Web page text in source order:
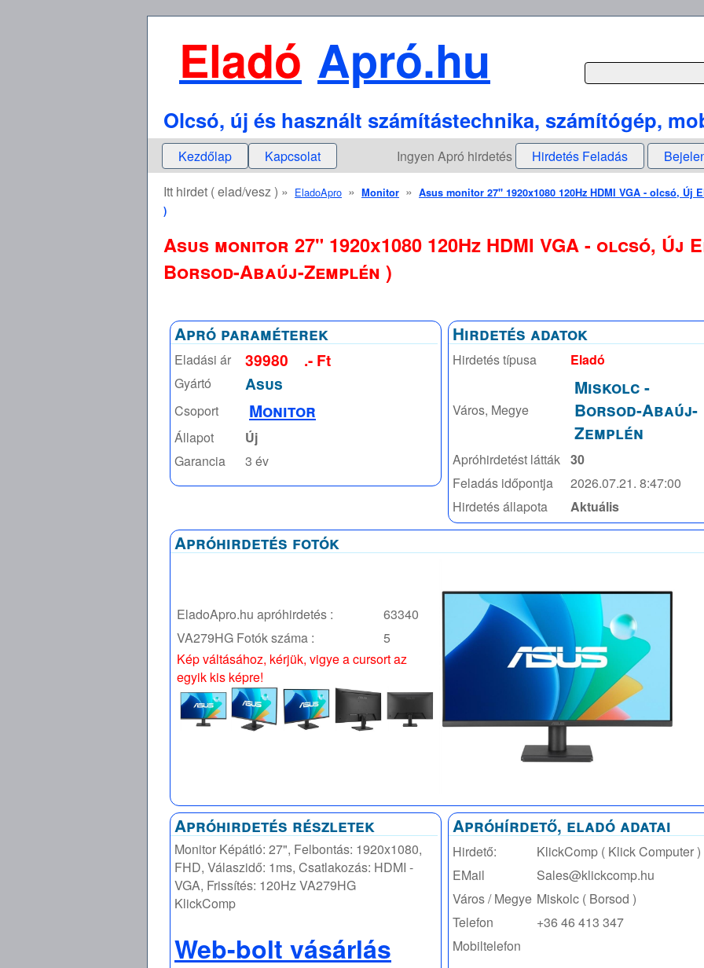
Eladó Apró.hu
Olcsó, új és használt számítástechnika, számítógép,
Kezdőlap Kapcsolat Ingyen Apró hirdetés Hirdetés Feladás
Itt hirdet ( elad/vesz ) » EladoApro » Monitor » Asus monitor 27" 1920x1080 120Hz HDMI VGA - olcsó, Új
)
Asus monitor 27" 1920x1080 120Hz HDMI VGA - olcsó, Új
Borsod-Abaúj-Zemplén )
Apró paraméterek
Eladási ár 39980 .- Ft
Gyártó Asus
Csoport Monitor
Állapot
Új
Garancia
3 év
Hirdetés adatok
Hirdetés típusa Eladó
Város, Megye
Miskolc -
Borsod-Abaúj-
Zemplén
Apróhirdetést látták 30
Feladás időpontja
2026.07.21. 8:47:00
Hirdetés állapota
Aktuális
Apróhirdetés fotók
EladoApro.hu apróhirdetés :
63340
VA279HG Fotók száma :
5
Kép váltásához, kérjük, vigye a cursort az
egyik kis képre!
Apróhirdetés részletek
Monitor Képátló: 27", Felbontás: 1920x1080,
FHD, Válaszidő: 1ms, Csatlakozás: HDMI -
VGA, Frissítés: 120Hz VA279HG
KlickComp
Web-bolt vásárlás
Apróhírdető, eladó adatai
Hirdető:
KlickComp ( Klick Computer )
EMail
Sales@klickcomp.hu
Város / Megye Miskolc ( Borsod )
Telefon
+36 46 413 347
Mobiltelefon